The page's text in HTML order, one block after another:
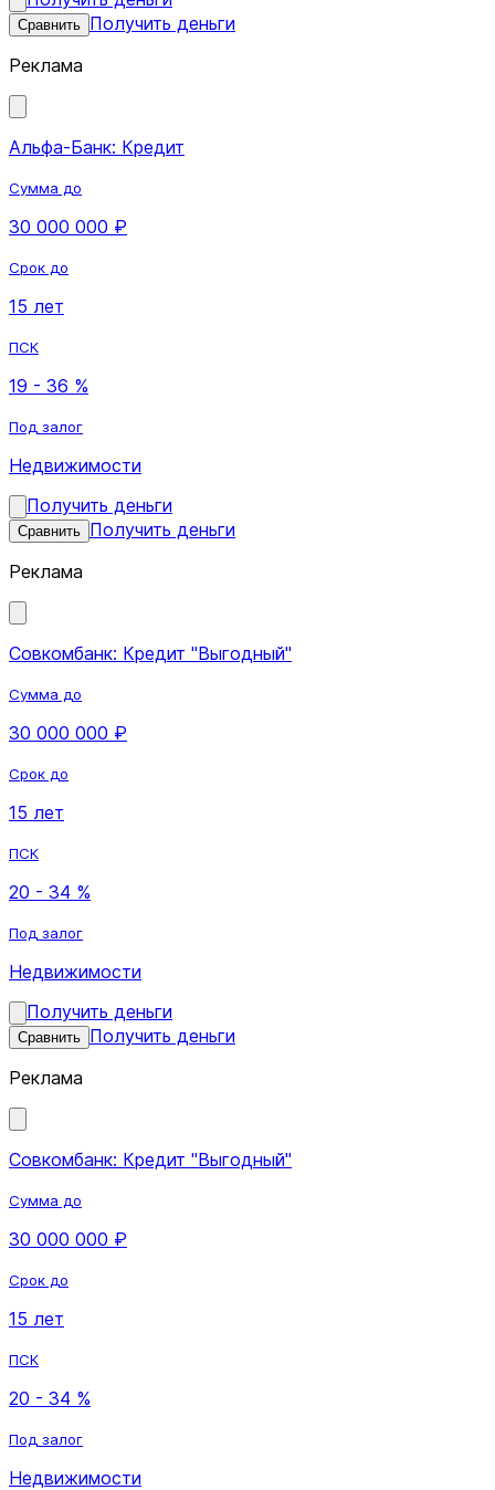
Сравнить Получить деньги
Реклама
Альфа-Банк: Кредит
Сумма до
30 000 000 ₽
Срок до
15 лет
ПСК
19 - 36 %
Под залог
Недвижимости
Получить деньги
Сравнить Получить деньги
Реклама
Совкомбанк: Кредит "Выгодный"
Сумма до
30 000 000 ₽
Срок до
15 лет
ПСК
20 - 34 %
Под залог
Недвижимости
Получить деньги
Сравнить Получить деньги
Реклама
Совкомбанк: Кредит "Выгодный"
Сумма до
30 000 000 ₽
Срок до
15 лет
ПСК
20 - 34 %
Под залог
Недвижимости